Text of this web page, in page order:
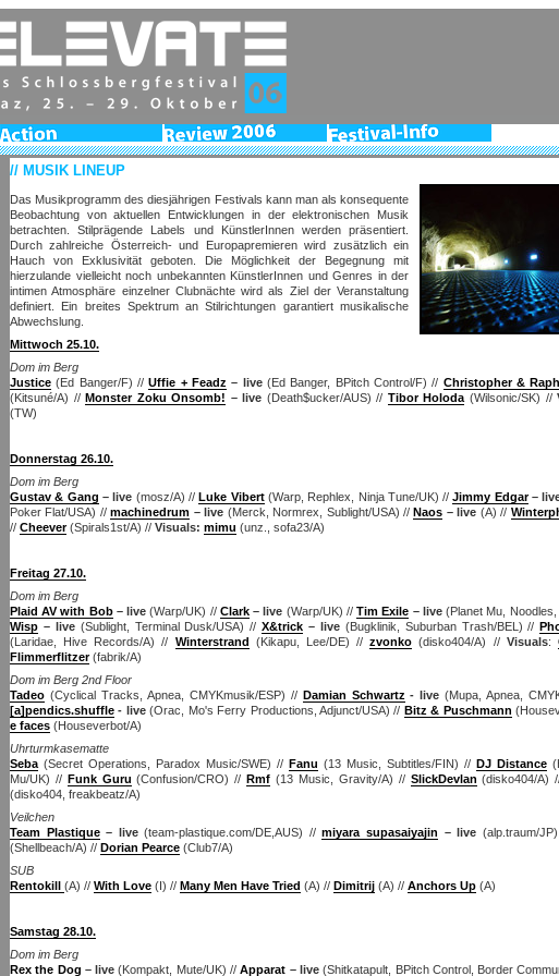
Action
Review
2006
Festival-
Info
// MUSIK LINEUP
Das Musikprogramm des diesjährigen Festivals kann man als konsequente
Beobachtung von aktuellen Entwicklungen in der elektronischen Musik
betrachten. Stilprägende Labels und KünstlerInnen werden präsentiert.
Durch zahlreiche Österreich- und Europapremieren wird zusätzlich ein
Hauch von Exklusivität geboten. Die Möglichkeit der Begegnung mit
hierzulande vielleicht noch unbekannten KünstlerInnen und Genres in der
intimen Atmosphäre einzelner Clubnächte wird als Ziel der Veranstaltung
definiert. Ein breites Spektrum an Stilrichtungen garantiert musikalische
Abwechslung.
Mittwoch 25.10.
Dom im Berg
Justice (Ed Banger/F) // Uffie + Feadz – live (Ed Banger, BPitch Control/F) // Christopher &
(Kitsuné/A) // Monster Zoku Onsomb! – live (Death$ucker/AUS) // Tibor Holoda (Wilsonic/SK) //
(TW)
Donnerstag 26.10.
Dom im Berg
Gustav & Gang – live (mosz/A) //Luke Vibert(Warp, Rephlex, Ninja Tune/UK) //Jimmy Edgar–
Poker Flat/USA) //machinedrum – live (Merck, Normrex, Sublight/USA) //Naos – live (A) //
// Cheever(Spirals1st/A) // Visuals: mimu (unz., sofa23/A)
Freitag 27.10.
Dom im Berg
Plaid AV with Bob– live (Warp/UK) // Clark– live (Warp/UK) //Tim Exile – live(Planet Mu, Noodles,
Wisp – live(Sublight, Terminal Dusk/USA) //X&trick – live(Bugklinik, Suburban Trash/BEL) //
(Laridae, Hive Records/A) // Winterstrand (Kikapu, Lee/DE) //zvonko (disko404/A) // Visuals:
Flimmerflitzer (fabrik/A)
Dom im Berg 2nd Floor
Tadeo (Cyclical Tracks, Apnea, CMYKmusik/ESP) // Damian Schwartz - live (Mupa, Apnea,
[a]pendics.shuffle - live(Orac, Mo's Ferry Productions, Adjunct/USA) // Bitz & Puschmann
e faces (Houseverbot/A)
Uhrturmkasematte
Seba (Secret Operations, Paradox Music/SWE) // Fanu (13 Music, Subtitles/FIN) // DJ Distance
Mu/UK) // Funk Guru (Confusion/CRO) //Rmf (13 Music, Gravity/A) // SlickDevlan (disko404/A)
(disko404, freakbeatz/A)
Veilchen
Team Plastique– live(team-plastique.com/DE,AUS) //miyara supasaiyajin – live (alp.traum/
(Shellbeach/A) // Dorian Pearce (Club7/A)
SUB
Rentokill (A) // With Love (I) // Many Men Have Tried (A) // Dimitrij (A) // Anchors Up (A)
Samstag 28.10.
Dom im Berg
Rex the Dog – live (Kompakt, Mute/UK) //Apparat – live(Shitkatapult, BPitch Control, Border